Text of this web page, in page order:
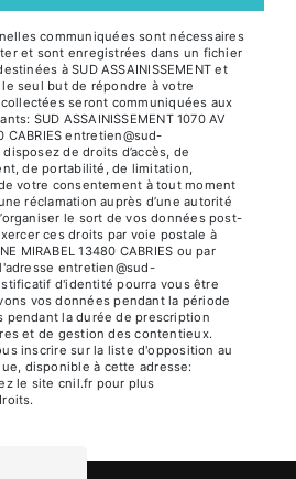
communiquées sont nécessaires
et sont enregistrées dans un fichier
à SUD ASSAINISSEMENT et
seul but de répondre à votre
seront communiquées aux
SUD ASSAINISSEMENT 1070 AV
CABRIES entretien@sud-
de droits d’accès, de
de portabilité, de limitation,
votre consentement à tout moment
réclamation auprès d’une autorité
le sort de vos données post-
ces droits par voie postale à
MIRABEL 13480 CABRIES ou par
entretien@sud-
d'identité pourra vous être
vos données pendant la période
pendant la durée de prescription
et de gestion des contentieux.
inscrire sur la liste d'opposition au
disponible à cette adresse:
le site cnil.fr pour plus